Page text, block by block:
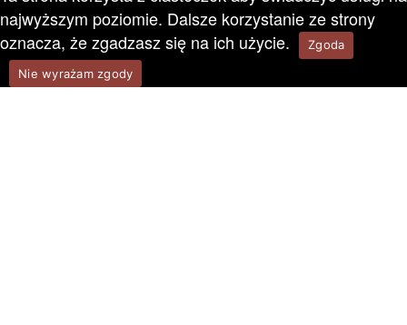
najwyższym poziomie. Dalsze korzystanie ze strony
oznacza, że zgadzasz się na ich użycie.
Zgoda
Nie wyrażam zgody